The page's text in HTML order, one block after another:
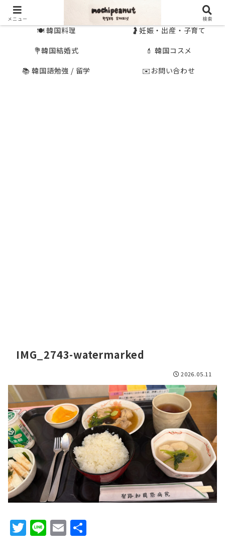
🍽 韓国料理
🤰妊娠・出産・子育て
💐韓国結婚式
💄 韓国コスメ
📚 韓国語勉強 / 留学
✉️お問い合わせ
IMG_2743-watermarked
2026.05.11
T
w
Li
n
E
m
メニュー 検索